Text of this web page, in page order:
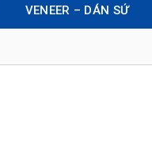
VENEER – DÁN SỨ